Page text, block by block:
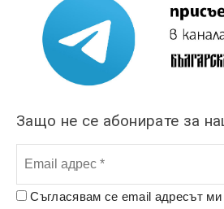
Защо не се абонирате за
Съгласявам се email адресът